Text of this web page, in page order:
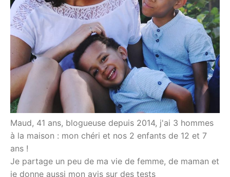
Maud, 41 ans, blogueuse depuis 2014, j'ai 3 hommes
à la maison : mon chéri et nos 2 enfants de 12 et 7
ans !
Je partage un peu de ma vie de femme, de maman et
je donne aussi mon avis sur des tests